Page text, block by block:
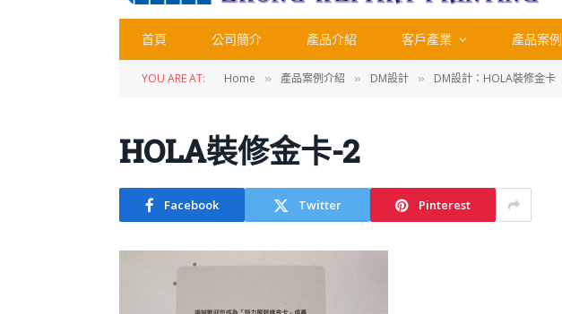
首頁 公司簡介 產品介紹 客戶產業 產品案例
YOU ARE AT: Home » 產品案例介紹 » DM設計 » DM設計：HOLA裝修金卡
HOLA裝修金卡-2
Facebook Twitter Pinterest